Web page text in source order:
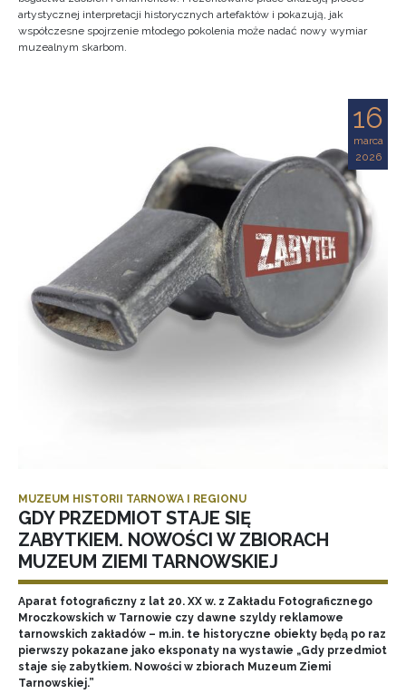
artystycznej interpretacji historycznych artefaktów i pokazują, jak
współczesne spojrzenie młodego pokolenia może nadać nowy wymiar
muzealnym skarbom.
16
marca
2026
MUZEUM HISTORII TARNOWA I REGIONU
GDY PRZEDMIOT STAJE SIĘ
ZABYTKIEM. NOWOŚCI W ZBIORACH
MUZEUM ZIEMI TARNOWSKIEJ
Aparat fotograficzny z lat 20. XX w. z Zakładu Fotograficznego
Mroczkowskich w Tarnowie czy dawne szyldy reklamowe
tarnowskich zakładów – m.in. te historyczne obiekty będą po raz
pierwszy pokazane jako eksponaty na wystawie „Gdy przedmiot
staje się zabytkiem. Nowości w zbiorach Muzeum Ziemi
Tarnowskiej.”